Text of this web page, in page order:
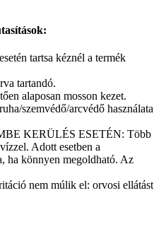
tartsa kéznél a termék
tartandó.
alaposan mosson kezet.
szemvédő/arcvédő használata
KERÜLÉS ESETÉN: Több
Adott esetben a
ha könnyen megoldható. Az
nem múlik el: orvosi ellátást